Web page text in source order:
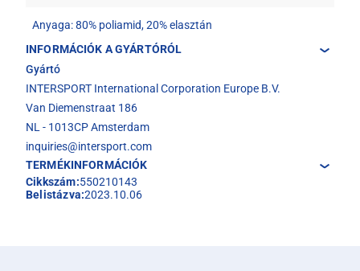
Anyaga: 80% poliamid, 20% elasztán
INFORMÁCIÓK A GYÁRTÓRÓL
Gyártó
INTERSPORT International Corporation Europe B.V.
Van Diemenstraat 186
NL - 1013CP Amsterdam
inquiries@intersport.com
TERMÉKINFORMÁCIÓK
Cikkszám:550210143
Belistázva:2023.10.06